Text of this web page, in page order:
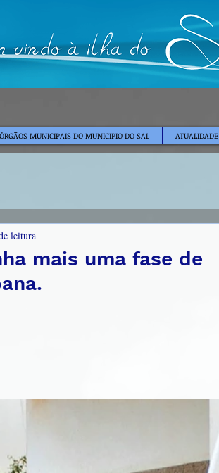
ÓRGÃOS MUNICIPAIS DO MUNICIPIO DO SAL ATUALIDADE
mais uma fase de
leitura